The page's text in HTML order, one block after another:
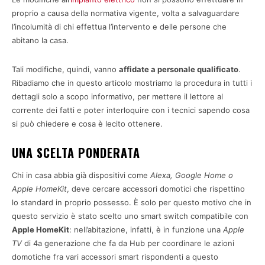
proprio a causa della normativa vigente, volta a salvaguardare
l’incolumità di chi effettua l’intervento e delle persone che
abitano la casa.
Tali modifiche, quindi, vanno affidate a personale qualificato.
Ribadiamo che in questo articolo mostriamo la procedura in tutti i
dettagli solo a scopo informativo, per mettere il lettore al
corrente dei fatti e poter interloquire con i tecnici sapendo cosa
si può chiedere e cosa è lecito ottenere.
UNA SCELTA PONDERATA
Chi in casa abbia già dispositivi come Alexa, Google Home o
Apple HomeKit, deve cercare accessori domotici che rispettino
lo standard in proprio possesso. È solo per questo motivo che in
questo servizio è stato scelto uno smart switch compatibile con
Apple HomeKit: nell’abitazione, infatti, è in funzione una Apple
TVdi 4a generazione che fa da Hub per coordinare le azioni
domotiche fra vari accessori smart rispondenti a questo